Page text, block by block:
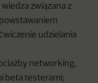
związana z
udzielania
networking,
beta testerami;